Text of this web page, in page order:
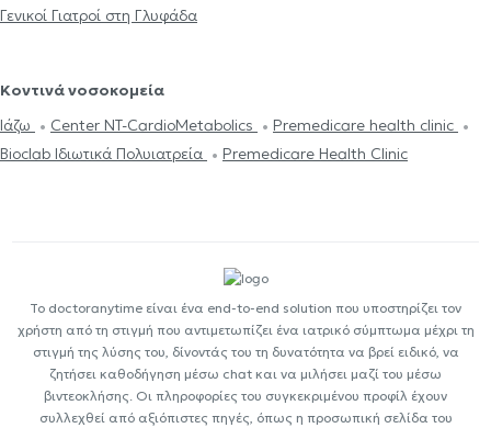
Γενικοί Γιατροί στη Γλυφάδα
Κοντινά νοσοκομεία
Ιάζω
Center NT-CardioMetabolics
Premedicare health clinic
Bioclab Ιδιωτικά Πολυιατρεία
Premedicare Health Clinic
Το doctoranytime είναι ένα end-to-end solution που υποστηρίζει τον
χρήστη από τη στιγμή που αντιμετωπίζει ένα ιατρικό σύμπτωμα μέχρι τη
στιγμή της λύσης του, δίνοντάς του τη δυνατότητα να βρεί ειδικό, να
ζητήσει καθοδήγηση μέσω chat και να μιλήσει μαζί του μέσω
βιντεοκλήσης. Οι πληροφορίες του συγκεκριμένου προφίλ έχουν
συλλεχθεί από αξιόπιστες πηγές, όπως η προσωπική σελίδα του